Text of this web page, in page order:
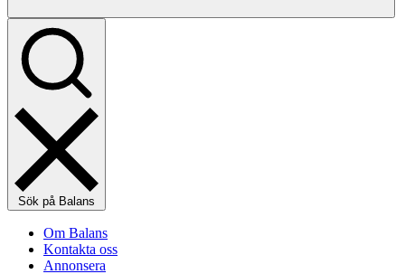
Sök på Balans
Om Balans
Kontakta oss
Annonsera